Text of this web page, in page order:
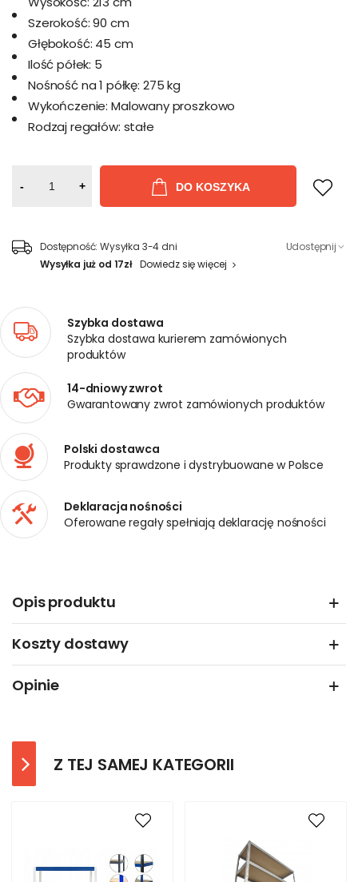
Szerokość: 90 cm
Głębokość: 45 cm
Ilość półek: 5
Nośność na 1 półkę: 275 kg
Wykończenie: Malowany proszkowo
Rodzaj regałów: stałe
- + DO KOSZYKA
Dostępność: Wysyłka 3-4 dni
Wysyłka już od 17zł Dowiedz się więcej
Udostępnij
Szybka dostawa
Szybka dostawa kurierem zamówionych
produktów
14-dniowy zwrot
Gwarantowany zwrot zamówionych produktów
Polski dostawca
Produkty sprawdzone i dystrybuowane w Polsce
Deklaracja nośności
Oferowane regały spełniają deklarację nośności
Opis produktu
Koszty dostawy
Opinie
Z TEJ SAMEJ KATEGORII